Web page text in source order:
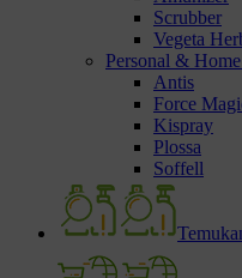
Scrubber
Vegeta
Personal &
Antis
Force
Kispray
Plossa
Soffell